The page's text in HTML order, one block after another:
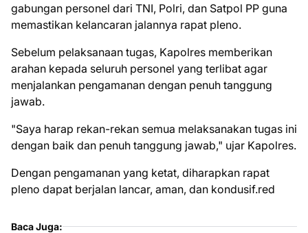
gabungan personel dari TNI, Polri, dan Satpol PP guna
memastikan kelancaran jalannya rapat pleno.
Sebelum pelaksanaan tugas, Kapolres memberikan
arahan kepada seluruh personel yang terlibat agar
menjalankan pengamanan dengan penuh tanggung
jawab.
"Saya harap rekan-rekan semua melaksanakan tugas ini
dengan baik dan penuh tanggung jawab," ujar Kapolres.
Dengan pengamanan yang ketat, diharapkan rapat
pleno dapat berjalan lancar, aman, dan kondusif.red
Baca Juga: